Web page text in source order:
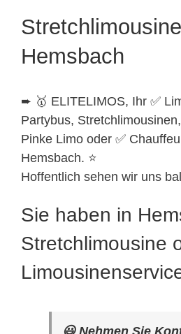
Hemsbach
➨ 🥇 ELITELIMOS, Ihr ✅
Partybus,
Pinke Limo oder ✅
Hemsbach. ⭐
Hoffentlich sehen wir uns
Sie haben in
Stretchlimousine
😃 Nehmen Sie